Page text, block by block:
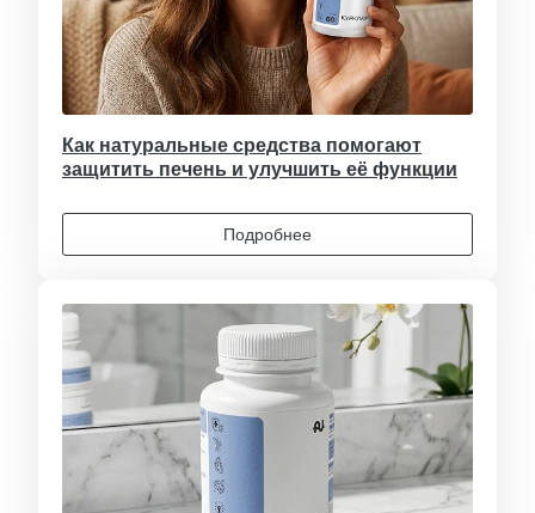
Как натуральные средства помогают
защитить печень и улучшить её функции
Подробнее